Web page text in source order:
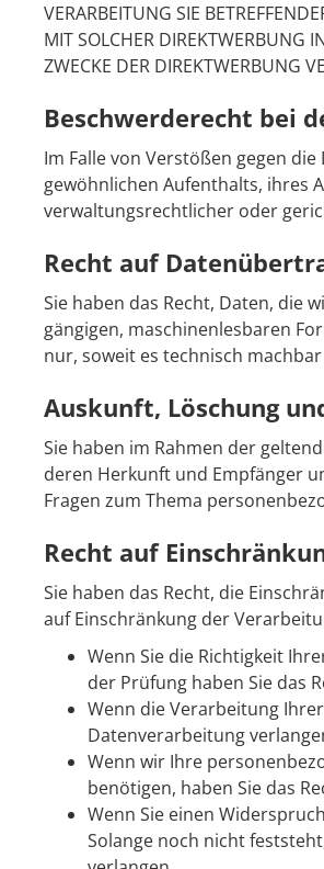
VERARBEITUNG SIE
MIT SOLCHER DIREKTWERBUNG
ZWECKE DER DIREKTWERBUNG
Beschwerde­recht bei
Im Falle von Verstößen gegen
gewöhnlichen Aufenthalts, ihres
verwaltungsrechtlicher oder
Recht auf
Sie haben das Recht, Daten, die
gängigen, maschinenlesbaren
nur, soweit es technisch
Auskunft, Löschung
Sie haben im Rahmen der
deren Herkunft und Empfänger
Fragen zum Thema
Recht auf
Sie haben das Recht, die
auf Einschränkung der
Wenn Sie die Richtigkeit
der Prüfung haben Sie das
Wenn die Verarbeitung
Datenverarbeitung
Wenn wir Ihre
benötigen, haben Sie das
Wenn Sie einen
Solange noch nicht